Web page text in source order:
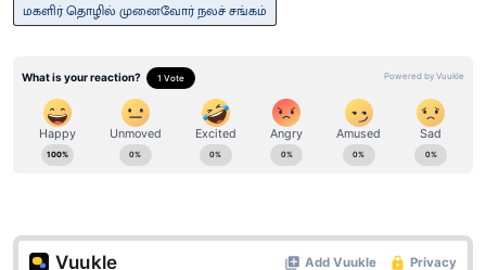
மகளிர் தொழில் முனைவோர் நலச் சங்கம்